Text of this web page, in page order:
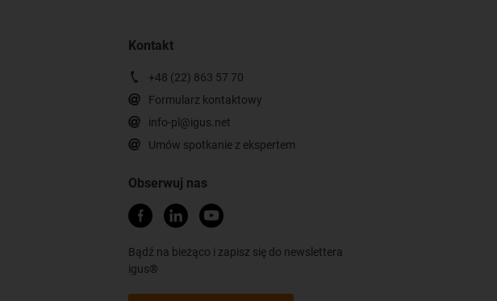
Kontakt
+48 (22) 863 57 70
Formularz kontaktowy
info-pl@igus.net
Umów spotkanie z ekspertem
Obserwuj nas
Bądź na bieżąco i zapisz się do newslettera
igus®